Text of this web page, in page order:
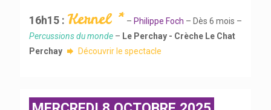
16h15 : Kernel * – Philippe Foch – Dès 6 mois –
Percussions du monde – Le Perchay - Crèche Le Chat
Perchay
Découvrir le spectacle